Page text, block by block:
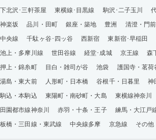
下北沢･三軒茶屋
東横線･目黒線 駒沢･二子玉川
神楽坂
品川・田町 銀座・築地 豊洲 清澄・門
中央線
千駄ヶ谷･四ッ谷 西新宿 東新宿･早稲田
池上・多摩川線
世田谷線 経堂･成城 京王線 森
押上・錦糸町
目白・雑司が谷 池袋 護国寺・茗荷
湯島・東大前
人形町・日本橋 谷根千・日暮里
神
駒込・本駒込
東陽町・南砂町・大島 東横線神奈川
田園都市線神奈川
赤羽・十条・王子
練馬・大江戸
板橋・三田線・東武線
中央線多摩 京急線 その他